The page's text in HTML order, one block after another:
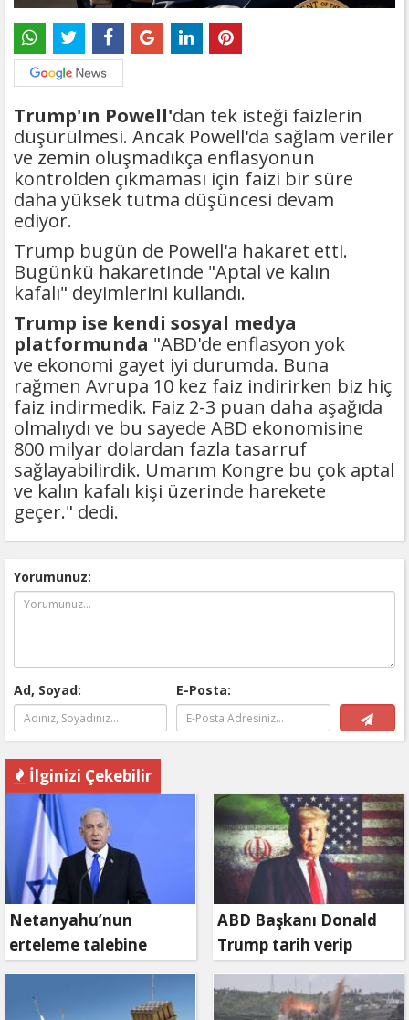
Trump'ın Powell'dan tek isteği faizlerin
düşürülmesi. Ancak Powell'da sağlam veriler
ve zemin oluşmadıkça enflasyonun
kontrolden çıkmaması için faizi bir süre
daha yüksek tutma düşüncesi devam
ediyor.
Trump bugün de Powell'a hakaret etti.
Bugünkü hakaretinde "Aptal ve kalın
kafalı" deyimlerini kullandı.
Trump ise kendi sosyal medya
platformunda "ABD'de enflasyon yok
ve ekonomi gayet iyi durumda. Buna
rağmen Avrupa 10 kez faiz indirirken biz hiç
faiz indirmedik. Faiz 2-3 puan daha aşağıda
olmalıydı ve bu sayede ABD ekonomisine
800 milyar dolardan fazla tasarruf
sağlayabilirdik. Umarım Kongre bu çok aptal
ve kalın kafalı kişi üzerinde harekete
geçer." dedi.
Yorumunuz:
Ad, Soyad: E-Posta:
İlginizi Çekebilir
Netanyahu’nun
erteleme talebine
mahkemeden ret
ABD Başkanı Donald
Trump tarih verip
duyurdu: Savaş ne
zaman bitecek?